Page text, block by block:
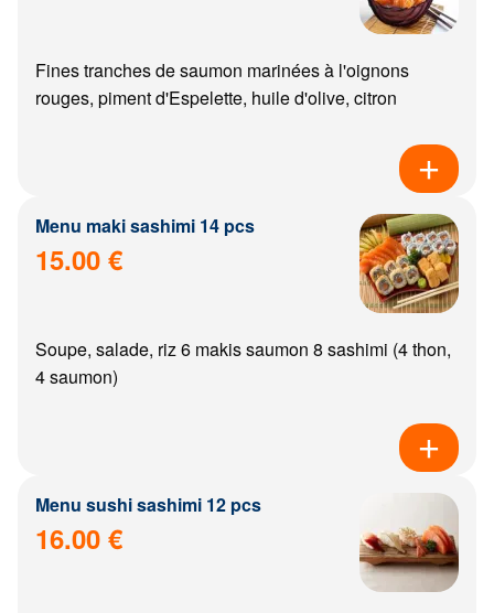
Fines tranches de saumon marinées à l'oignons
rouges, piment d'Espelette, huile d'olive, citron
Menu maki sashimi 14 pcs
15.00 €
Soupe, salade, riz 6 makis saumon 8 sashimi (4 thon,
4 saumon)
Menu sushi sashimi 12 pcs
16.00 €